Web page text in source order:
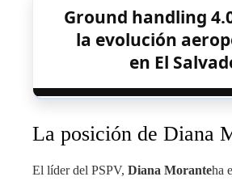
Ground handling
la evolución
en El
La posición de Diana
El líder del PSPV, Diana Moranteha